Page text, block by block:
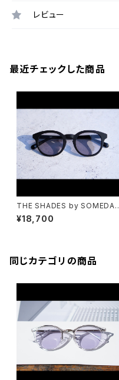
レビュー
最近チェックした商品
THE SHADES by SOMEDAY
S-800
¥18,700
同じカテゴリの商品